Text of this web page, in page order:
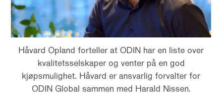
Håvard Opland forteller at ODIN har en liste over
kvalitetsselskaper og venter på en god
kjøpsmulighet. Håvard er ansvarlig forvalter for
ODIN Global sammen med Harald Nissen.